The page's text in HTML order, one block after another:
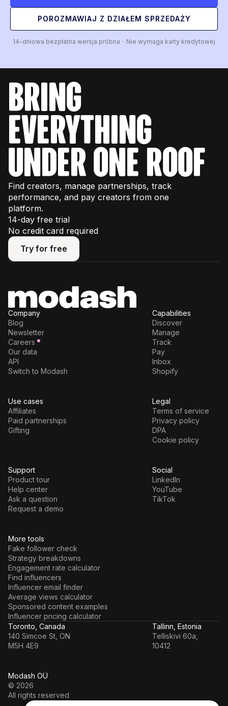
POROZMAWIAJ Z DZIAŁEM SPRZEDAŻY
14-dniowa bezpłatna wersja próbna・Nie wymaga karty kredytowej
bring
everything
under one roof
Find creators, manage partnerships, track
performance, and pay creators from one
platform.
14-day free trial
No credit card required
Try for free
Try for free
More tools
Fake follower check
Strategy breakdowns
Engagement rate calculator
Find influencers
Influencer email finder
Average views calculator
Sponsored content examples
Influencer pricing calculator
Company
Blog
Newsletter
Careers
Our data
API
Switch to Modash
Capabilities
Discover
Manage
Track
Pay
Inbox
Shopify
Use cases
Affiliates
Paid partnerships
Gifting
Legal
Terms of service
Privacy policy
DPA
Cookie policy
Support
Product tour
Help center
Ask a question
Request a demo
Social
LinkedIn
YouTube
TikTok
Modash OÜ
© 2026
All rights reserved
Toronto, Canada
140 Simcoe St, ON
M5H 4E9
Tallinn, Estonia
Telliskivi 60a,
10412